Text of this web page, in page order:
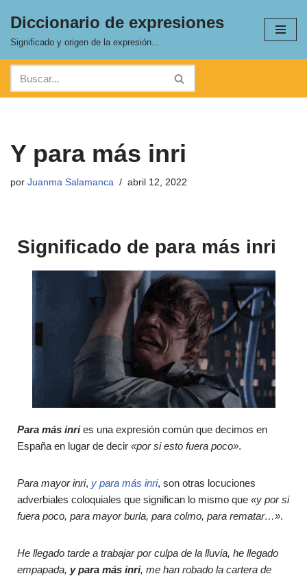
Saltar
contenido
Diccionario de expresiones
Significado y origen de la expresión...
Y para más inri
por Juanma Salamanca abril 12, 2022
Significado de para más inri
Para más inries una expresión común que decimos en
España en lugar de decir «por si esto fuera poco».
Para mayor inri, y para más inri, son otras locuciones
adverbiales coloquiales que significan lo mismo que «y por si
fuera poco, para mayor burla, para colmo, para rematar…».
He llegado tarde a trabajar por culpa de la lluvia, he llegado
empapada, y para más inri, me han robado la cartera de